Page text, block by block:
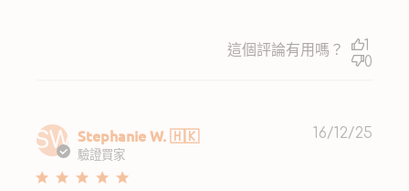
這個評論有用嗎？
1
0
SW Stephanie W. 🇭🇰
驗證買家
16/12/25